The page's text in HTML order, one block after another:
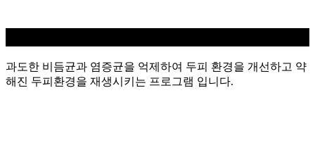
과도한 비듬균과 염증균을 억제하여 두피 환경을 개선하고 약
해진 두피환경을 재생시키는 프로그램 입니다.